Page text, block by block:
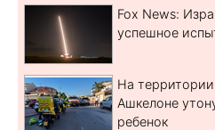
Fox News:
успешное
На
Ашкелоне
ребенок